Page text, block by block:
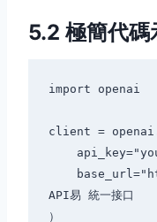
5.2 極簡代碼
import openai
client =
API易 統一接口
）